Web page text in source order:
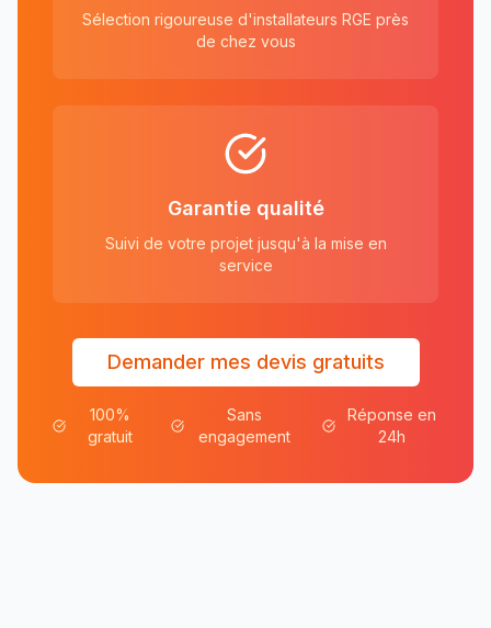
Sélection rigoureuse d'installateurs RGE près
de chez vous
Garantie qualité
Suivi de votre projet jusqu'à la mise en
service
Demander mes devis gratuits
100%
gratuit
Sans
engagement
Réponse en
24h